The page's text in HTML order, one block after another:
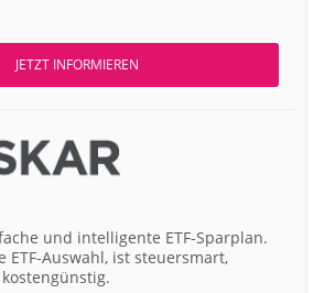
JETZT INFORMIEREN
und intelligente ETF-Sparplan.
ETF-Auswahl, ist steuersmart,